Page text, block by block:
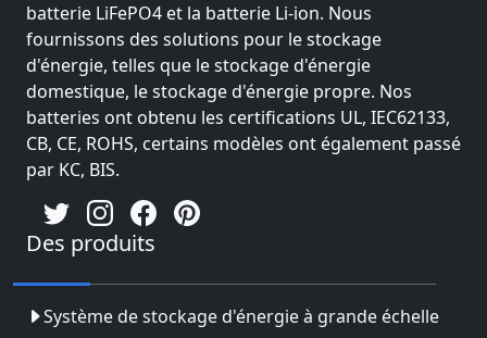
batterie LiFePO4 et la batterie Li-ion. Nous
fournissons des solutions pour le stockage
d'énergie, telles que le stockage d'énergie
domestique, le stockage d'énergie propre. Nos
batteries ont obtenu les certifications UL, IEC62133,
CB, CE, ROHS, certains modèles ont également passé
par KC, BIS.
Des produits
Système de stockage d'énergie à grande échelle